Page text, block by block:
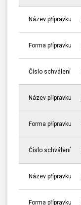
Název přípravku
Forma přípravku
Číslo schválení
Název přípravku
Forma přípravku
Číslo schválení
Název přípravku
Forma přípravku